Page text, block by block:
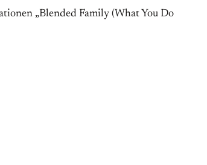
„Blended Family (What You Do